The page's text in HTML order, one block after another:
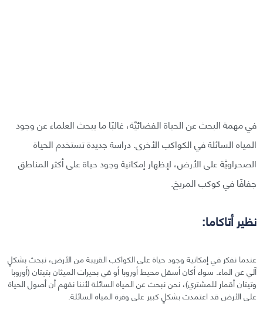
في مهمة البحث عن الحياة الفضائيَّة، غالبًا ما يبحث العلماء عن وجود
المياه السائلة في الكواكب الأخرى. دراسة جديدة تستخدم الحياة
الصحراويَّة على الأرض، لإظهار إمكانية وجود حياة على أكثر المناطق
جفافًا في كوكب المريخ.
نظير أتاكاما:
عندما نفكر في إمكانية وجود حياة على الكواكب القريبة من الأرض، نبحث بشكلٍ
آلي عن الماء. سواء أكان أسفل محيط أوروبا أو في بحيرات الميثان بتيتان (أوروبا
وتيتان أقمار للمشتري)، نحن نبحث عن المياه السائلة لأننا نفهم أن أصول الحياة
على الأرض قد اعتمدت بشكلٍ كبير على وفرة المياه السائلة.